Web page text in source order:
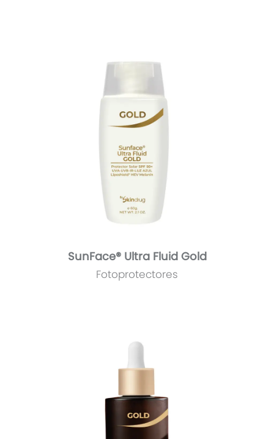
SunFace® Ultra Fluid Gold
Fotoprotectores